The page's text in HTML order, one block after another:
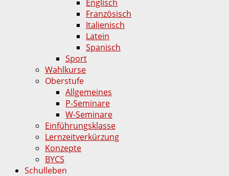
Englisch
Französisch
Italienisch
Latein
Spanisch
Sport
Wahlkurse
Oberstufe
Allgemeines
P-Seminare
W-Seminare
Einführungsklasse
Lernzeitverkürzung
Konzepte
BYCS
Schulleben